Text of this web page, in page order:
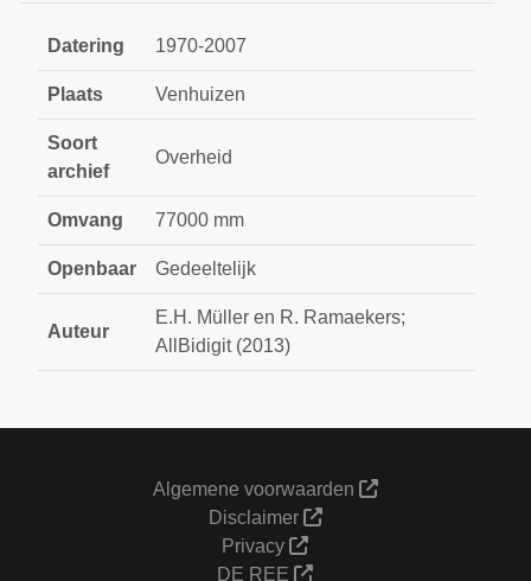
Datering 1970-2007
Plaats Venhuizen
Soort
archief
Overheid
Omvang 77000 mm
Openbaar Gedeeltelijk
Auteur
E.H. Müller en R. Ramaekers;
AllBidigit (2013)
Algemene voorwaarden
Disclaimer
Privacy
DE REE